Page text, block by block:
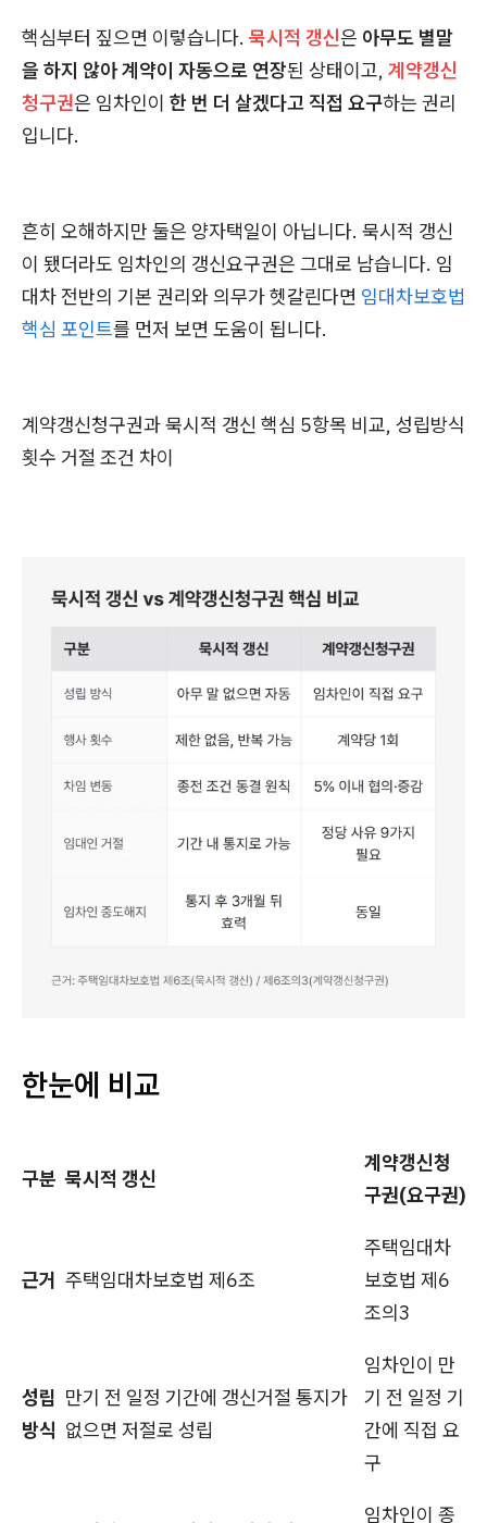
핵심부터 짚으면 이렇습니다.묵시적 갱신은 아무도 별말
을 하지 않아 계약이 자동으로 연장된 상태이고, 계약갱신
청구권은 임차인이 한 번 더 살겠다고 직접 요구하는 권리
입니다.
흔히 오해하지만 둘은 양자택일이 아닙니다. 묵시적 갱신
이 됐더라도 임차인의 갱신요구권은 그대로 남습니다. 임
대차 전반의 기본 권리와 의무가 헷갈린다면 임대차보호법
핵심 포인트를 먼저 보면 도움이 됩니다.
계약갱신청구권과 묵시적 갱신 핵심 5항목 비교, 성립방식
횟수 거절 조건 차이
한눈에 비교
구분 묵시적 갱신
계약갱신청
구권(요구권)
근거 주택임대차보호법 제6조
주택임대차
보호법 제6
조의3
성립
방식
만기 전 일정 기간에 갱신거절 통지가
없으면 저절로 성립
임차인이 만
기 전 일정 기
간에 직접 요
구
임차인이 종